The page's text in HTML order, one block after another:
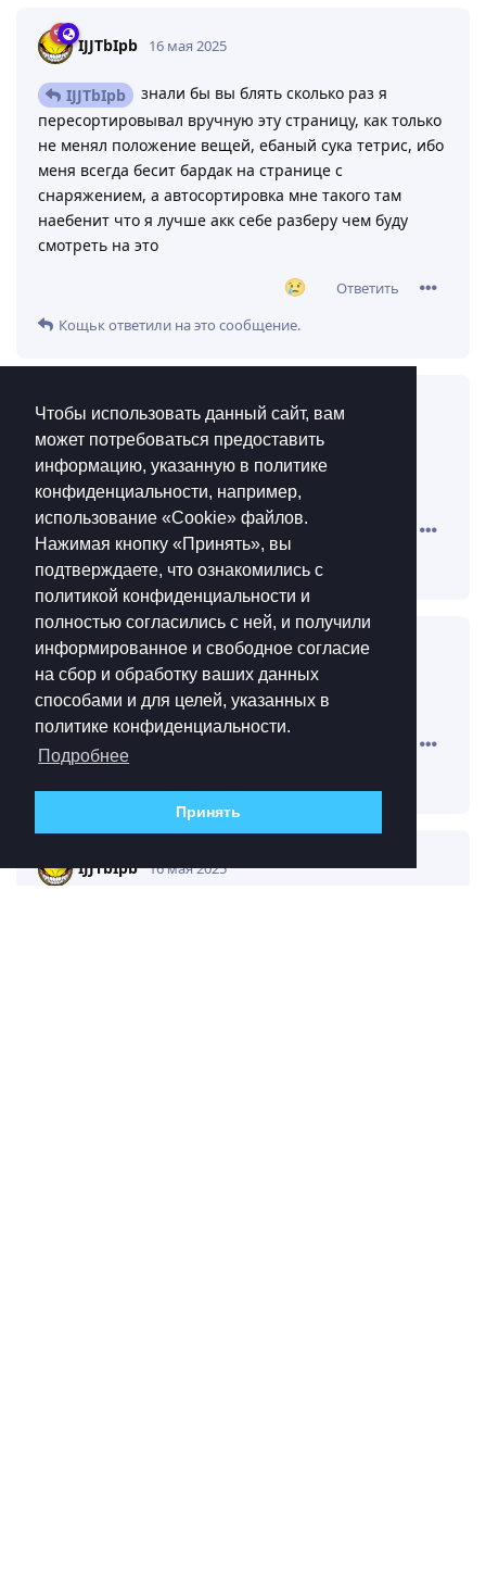
Чтобы использовать данный сайт, вам
может потребоваться предоставить
информацию, указанную в политике
конфиденциальности, например,
использование «Cookie»‎ файлов.
Нажимая кнопку «Принять», вы
подтверждаете, что ознакомились с
политикой конфиденциальности и
полностью согласились с ней, и получили
информированное и свободное согласие
на сбор и обработку ваших данных
способами и для целей, указанных в
политике конфиденциальности.
Подробнее
Принять